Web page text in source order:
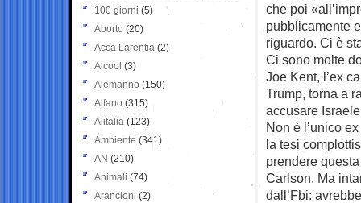
che poi
pubblicamente
riguardo. Ci è
Ci sono molte
Joe Kent, l’ex
Trump, torna a
accusare
Non è l’unico
la tesi
prendere
Carlson. Ma
dall’Fbi:
100 giorni (5)
Aborto (20)
Acca Larentia (2)
Alcool (3)
Alemanno (150)
Alfano (315)
Alitalia (123)
Ambiente (341)
AN (210)
Animali (74)
Arancioni (2)